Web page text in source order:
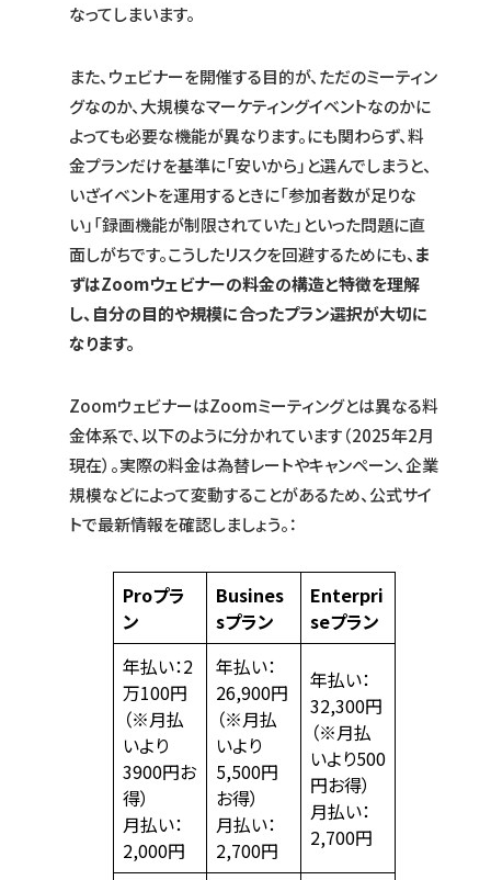
なってしまいます。
また、ウェビナーを開催する目的が、ただのミーティン
グなのか、大規模なマーケティングイベントなのかに
よっても必要な機能が異なります。にも関わらず、料
金プランだけを基準に「安いから」と選んでしまうと、
いざイベントを運用するときに「参加者数が足りな
い」「録画機能が制限されていた」といった問題に直
面しがちです。こうしたリスクを回避するためにも、ま
ずはZoomウェビナーの料金の構造と特徴を理解
し、自分の目的や規模に合ったプラン選択が大切に
なります。
ZoomウェビナーはZoomミーティングとは異なる料
金体系で、以下のように分かれています（2025年2月
現在）。実際の料金は為替レートやキャンペーン、企業
規模などによって変動することがあるため、公式サイ
トで最新情報を確認しましょう。：
Proプラ
ン
Busines
sプラン
Enterpri
seプラン
年払い：2
万100円
（※月払
いより
3900円お
得）
月払い：
2,000円
年払い：
26,900円
（※月払
いより
5,500円
お得）
月払い：
2,700円
年払い：
32,300円
（※月払
いより500
円お得）
月払い：
2,700円